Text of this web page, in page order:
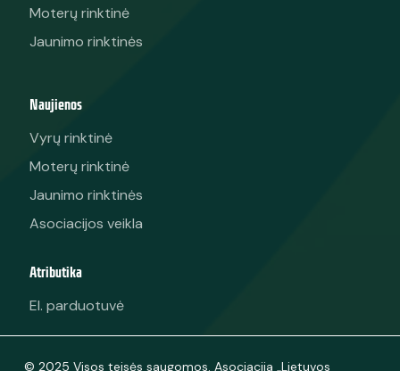
Moterų rinktinė
Jaunimo rinktinės
Naujienos
Vyrų rinktinė
Moterų rinktinė
Jaunimo rinktinės
Asociacijos veikla
Atributika
El. parduotuvė
© 2025 Visos teisės saugomos. Asociacija „Lietuvos